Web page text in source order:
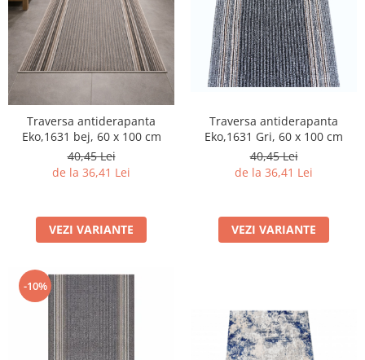
Traversa antiderapanta
Eko,1631 bej, 60 x 100 cm
40,45 Lei
de la 36,41 Lei
VEZI VARIANTE
Traversa antiderapanta
Eko,1631 Gri, 60 x 100 cm
40,45 Lei
de la 36,41 Lei
VEZI VARIANTE
-10%